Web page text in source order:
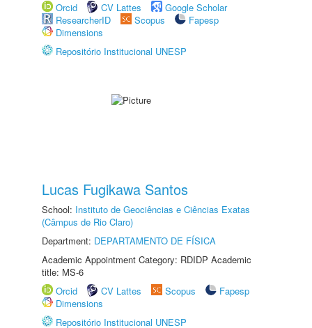
Orcid
CV Lattes
Google Scholar
ResearcherID
Scopus
Fapesp
Dimensions
Repositório Institucional UNESP
Lucas Fugikawa Santos
School: Instituto de Geociências e Ciências Exatas
(Câmpus de Rio Claro)
Department: DEPARTAMENTO DE FÍSICA
Academic Appointment Category: RDIDP Academic
title: MS-6
Orcid
CV Lattes Scopus
Fapesp
Dimensions
Repositório Institucional UNESP